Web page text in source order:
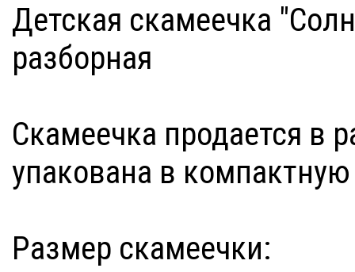
Детская скамеечка
разборная
Скамеечка продается в
упакована в
Размер скамеечки: